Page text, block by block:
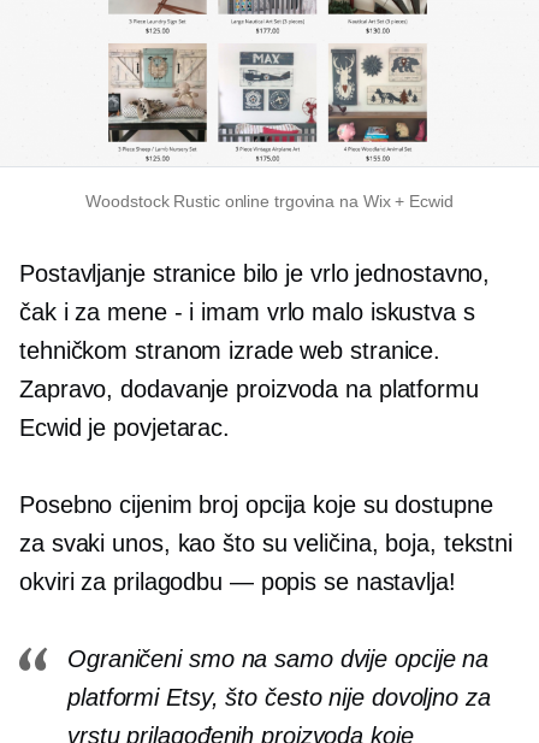
Woodstock Rustic online trgovina na Wix + Ecwid
Postavljanje stranice bilo je vrlo jednostavno,
čak i za mene - i imam vrlo malo iskustva s
tehničkom stranom izrade web stranice.
Zapravo, dodavanje proizvoda na platformu
Ecwid je povjetarac.
Posebno cijenim broj opcija koje su dostupne
za svaki unos, kao što su veličina, boja, tekstni
okviri za prilagodbu — popis se nastavlja!
Ograničeni smo na samo dvije opcije na
platformi Etsy, što često nije dovoljno za
vrstu prilagođenih proizvoda koje